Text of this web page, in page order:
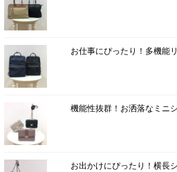
お仕事にぴったり！多機能
機能性抜群！お洒落なミニ
お出かけにぴったり！横長